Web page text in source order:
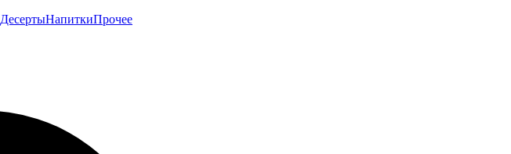
ДесертыНапиткиПрочее